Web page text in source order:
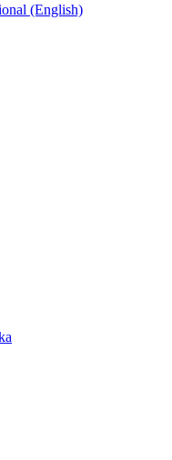
(English)